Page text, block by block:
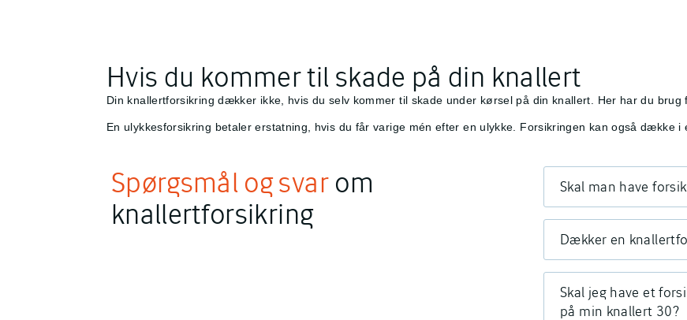
Hvis du kommer til skade på din knallert
Din knallertforsikring dækker ikke, hvis du selv kommer til skade under kørsel på din knallert. Her har du brug
En ulykkesforsikring betaler erstatning, hvis du får varige mén efter en ulykke. Forsikringen kan også dække
Spørgsmål og svarom
knallertforsikring
Skal man have
Dækker en
Skal jeg have et
på min knallert 30?